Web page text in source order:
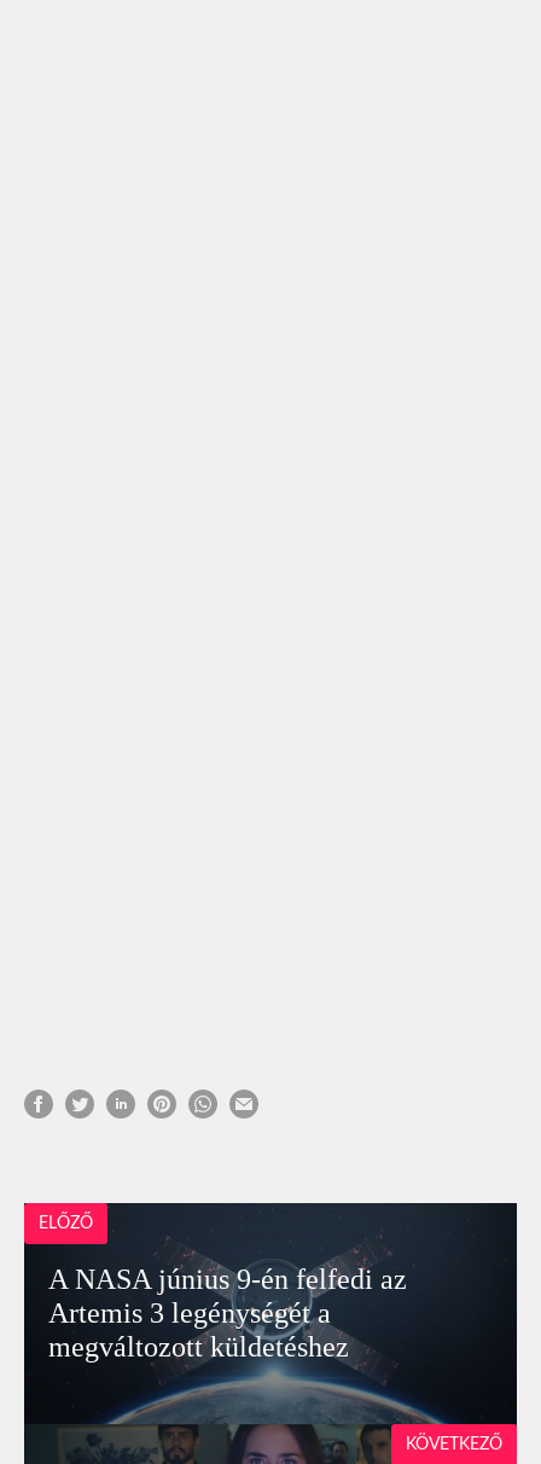
ELŐZŐ
A NASA június 9-én felfedi az
Artemis 3 legénységét a
megváltozott küldetéshez
KÖVETKEZŐ